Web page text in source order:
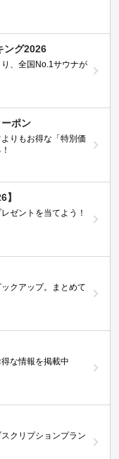
ング2026
、全国No.1サウナが
ポン
りもお得な「特別価
】
ゼントを当てよう！
クアップ。まとめて
な情報を掲載中
クリプションプラン